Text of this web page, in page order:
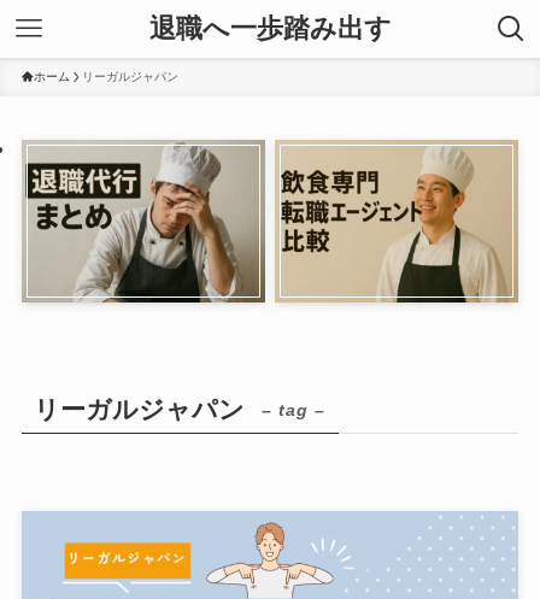
退職へ一歩踏み出す
ホーム リーガルジャパン
リーガルジャパン – tag –